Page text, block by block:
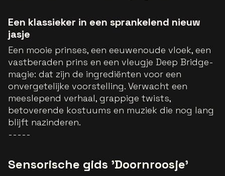
Een klassieker in een sprankelend nieuw
jasje
Een mooie prinses, een eeuwenoude vloek, een
vastberaden prins en een vleugje Deep Bridge-
magie: dat zijn de ingrediënten voor een
onvergetelijke voorstelling. Verwacht een
meeslepend verhaal, grappige twists,
betoverende kostuums en muziek die nog lang
blijft nazinderen.
-----
Sensorische gids 'Doornroosje'